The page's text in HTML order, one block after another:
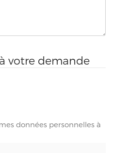
votre demande
données personnelles à